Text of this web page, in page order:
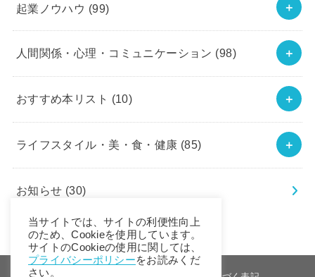
起業ノウハウ (99)
人間関係・心理・コミュニケーション (98)
おすすめ本リスト (10)
ライフスタイル・美・食・健康 (85)
お知らせ (30)
当サイトでは、サイトの利便性向上
のため、Cookieを使用しています。
サイトのCookieの使用に関しては、
プライバシーポリシーをお読みくだ
さい。